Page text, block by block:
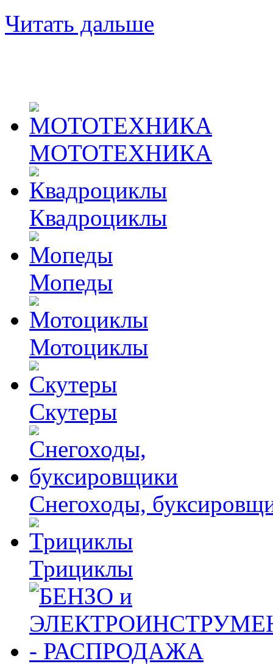
Читать дальше
МОТОТЕХНИКА
Квадроциклы
Мопеды
Мотоциклы
Скутеры
Снегоходы,
Трициклы